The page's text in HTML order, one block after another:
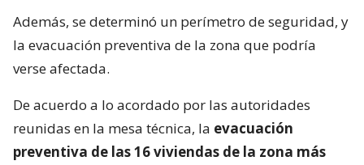
Además, se determinó un perímetro de seguridad, y
la evacuación preventiva de la zona que podría
verse afectada.
De acuerdo a lo acordado por las autoridades
reunidas en la mesa técnica, la evacuación
preventiva de las 16 viviendas de la zona más